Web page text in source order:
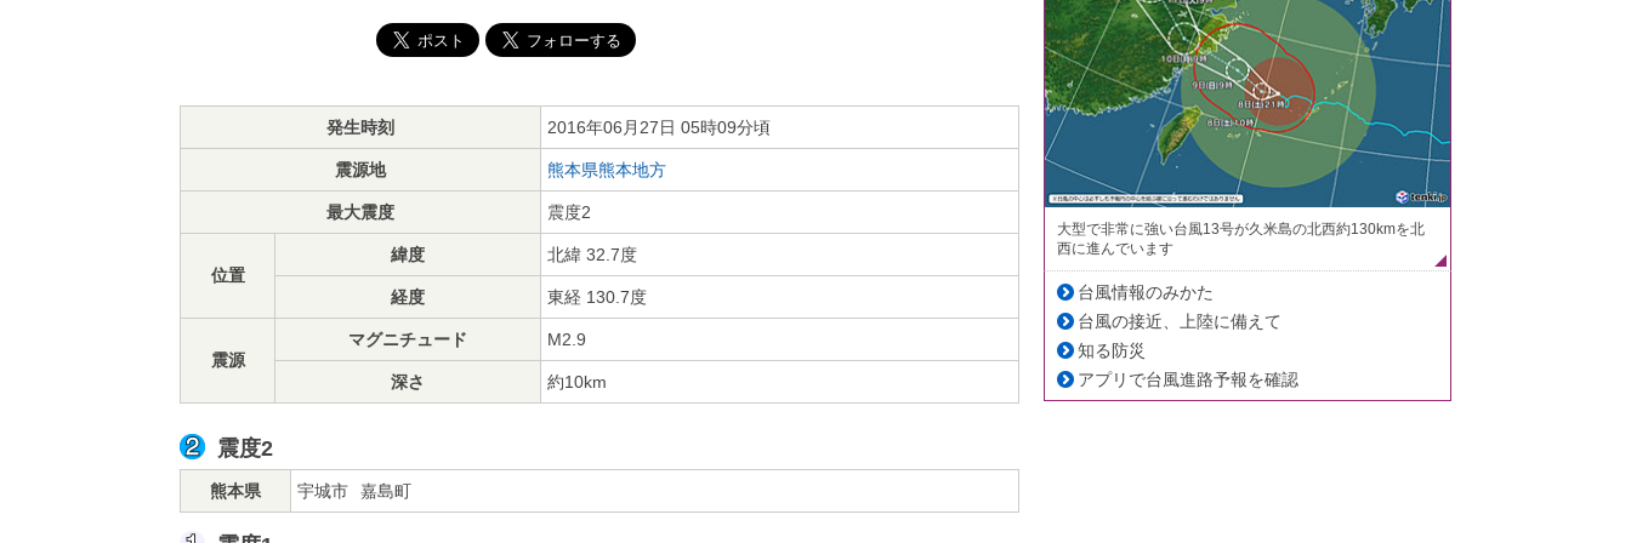
発生時刻 2016年06月27日 05時09分頃
震源地 熊本県熊本地方
最大震度 震度2
位置
緯度 北緯 32.7度
経度 東経 130.7度
震源
マグニチュード M2.9
深さ 約10km
震度2
熊本県 宇城市 嘉島町
大型で非常に強い台風13号が久米島の北西約130kmを北
西に進んでいます
台風情報のみかた
台風の接近、上陸に備えて
知る防災
アプリで台風進路予報を確認